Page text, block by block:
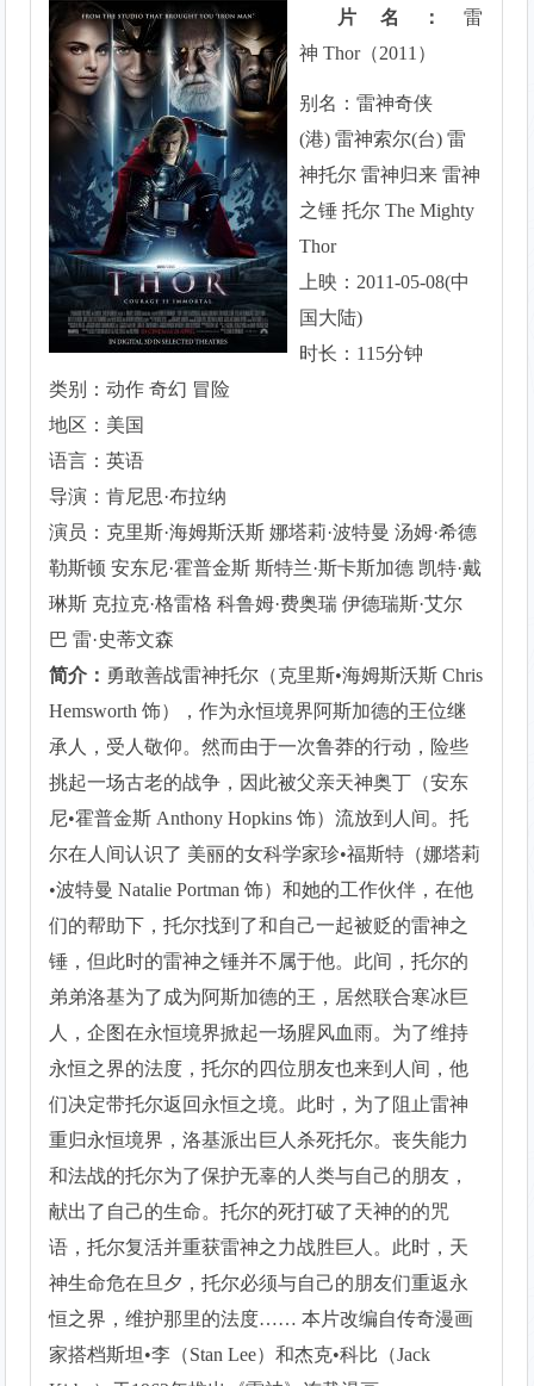
片名：雷
神 Thor（2011）
别名：雷神奇侠
(港) 雷神索尔(台) 雷
神托尔 雷神归来 雷神
之锤 托尔 The Mighty
Thor
上映：2011-05-08(中
国大陆)
时长：115分钟
类别：动作 奇幻 冒险
地区：美国
语言：英语
导演：肯尼思·布拉纳
演员：克里斯·海姆斯沃斯 娜塔莉·波特曼 汤姆·希德
勒斯顿 安东尼·霍普金斯 斯特兰·斯卡斯加德 凯特·戴
琳斯 克拉克·格雷格 科鲁姆·费奥瑞 伊德瑞斯·艾尔
巴 雷·史蒂文森
简介： 勇敢善战雷神托尔（克里斯•海姆斯沃斯 Chris
Hemsworth 饰），作为永恒境界阿斯加德的王位继
承人，受人敬仰。然而由于一次鲁莽的行动，险些
挑起一场古老的战争，因此被父亲天神奥丁（安东
尼•霍普金斯 Anthony Hopkins 饰）流放到人间。托
尔在人间认识了 美丽的女科学家珍•福斯特（娜塔莉
•波特曼 Natalie Portman 饰）和她的工作伙伴，在他
们的帮助下，托尔找到了和自己一起被贬的雷神之
锤，但此时的雷神之锤并不属于他。此间，托尔的
弟弟洛基为了成为阿斯加德的王，居然联合寒冰巨
人，企图在永恒境界掀起一场腥风血雨。为了维持
永恒之界的法度，托尔的四位朋友也来到人间，他
们决定带托尔返回永恒之境。此时，为了阻止雷神
重归永恒境界，洛基派出巨人杀死托尔。丧失能力
和法战的托尔为了保护无辜的人类与自己的朋友，
献出了自己的生命。托尔的死打破了天神的的咒
语，托尔复活并重获雷神之力战胜巨人。此时，天
神生命危在旦夕，托尔必须与自己的朋友们重返永
恒之界，维护那里的法度…… 本片改编自传奇漫画
家搭档斯坦•李（Stan Lee）和杰克•科比（Jack